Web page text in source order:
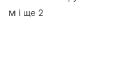
M і ще 2